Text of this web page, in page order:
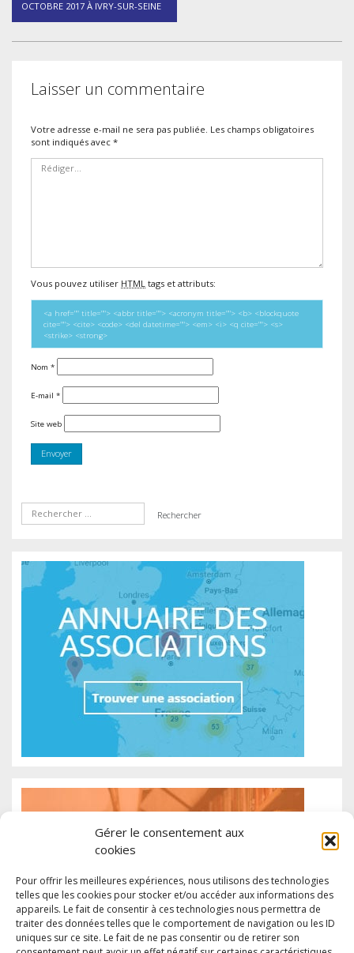
Gérer le consentement aux
cookies
Pour offrir les meilleures expériences, nous utilisons des technologies
telles que les cookies pour stocker et/ou accéder aux informations des
appareils. Le fait de consentir à ces technologies nous permettra de
traiter des données telles que le comportement de navigation ou les ID
uniques sur ce site. Le fait de ne pas consentir ou de retirer son
l’article
OCTOBRE 2017 À IVRY-SUR-SEINE
Laisser un commentaire
Votre adresse e-mail ne sera pas publiée. Les champs obligatoires
sont indiqués avec *
Vous pouvez utiliser HTML tags et attributs:
<a href="" title=""> <abbr title=""> <acronym title=""> <b> <blockquote
cite=""> <cite> <code> <del datetime=""> <em> <i> <q cite=""> <s>
<strike> <strong>
Nom *
E-mail *
Site web